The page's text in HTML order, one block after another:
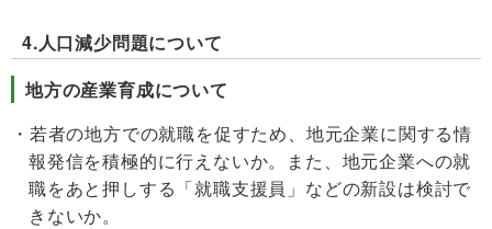
4.人口減少問題について
地方の産業育成について
若者の地方での就職を促すため、地元企業に関する情
報発信を積極的に行えないか。また、地元企業への就
職をあと押しする「就職支援員」などの新設は検討で
きないか。